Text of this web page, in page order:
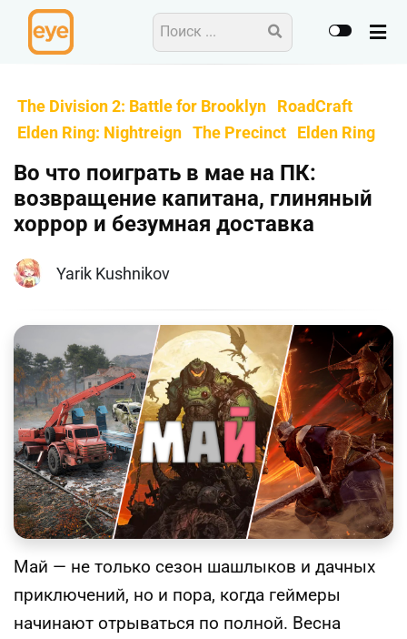
The Division 2: Battle for Brooklyn
RoadCraft
Elden Ring: Nightreign The Precinct Elden Ring
Во что поиграть в мае на ПК:
возвращение капитана, глиняный
хоррор и безумная доставка
Yarik Kushnikov
Май — не только сезон шашлыков и дачных
приключений, но и пора, когда геймеры
начинают отрываться по полной. Весна